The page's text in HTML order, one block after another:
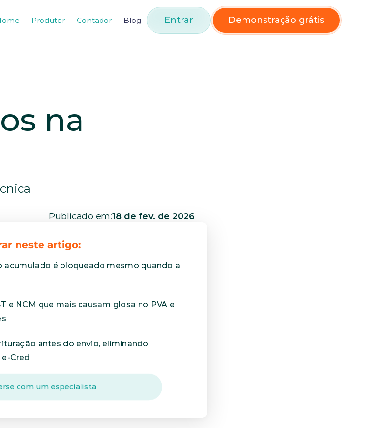
Produtor Contador Blog Entrar Demonstração grátis
Publicado em:18 de fev. de 2026
neste artigo:
acumulado é bloqueado mesmo quando a
e NCM que mais causam glosa no PVA e
antes do envio, eliminando
Cred
com um especialista